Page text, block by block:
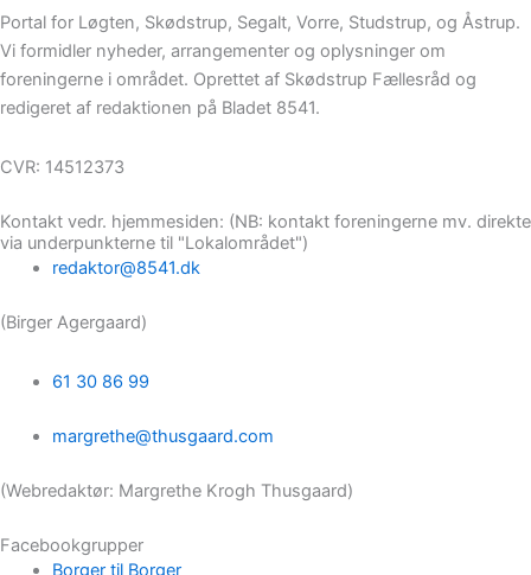
Portal for Løgten, Skødstrup, Segalt, Vorre, Studstrup, og Åstrup.
Vi formidler nyheder, arrangementer og oplysninger om
foreningerne i området. Oprettet af Skødstrup Fællesråd og
redigeret af redaktionen på Bladet 8541.
CVR: 14512373
Kontakt vedr. hjemmesiden: (NB: kontakt foreningerne mv. direkte
via underpunkterne til "Lokalområdet")
redaktor@8541.dk
(Birger Agergaard)
61 30 86 99
margrethe@thusgaard.com
(Webredaktør: Margrethe Krogh Thusgaard)
Facebookgrupper
Borger til Borger